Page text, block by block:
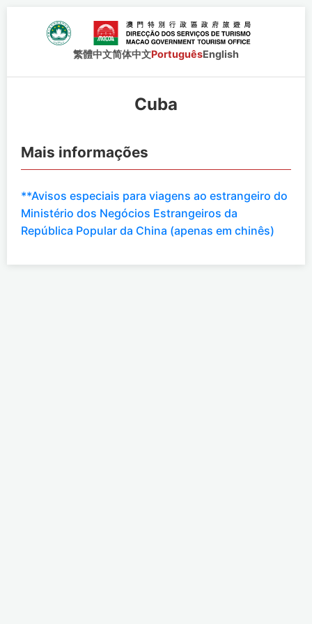
繁體中文简体中文PortuguêsEnglish
Cuba
Mais informações
**Avisos especiais para viagens ao estrangeiro do
Ministério dos Negócios Estrangeiros da
República Popular da China (apenas em chinês)